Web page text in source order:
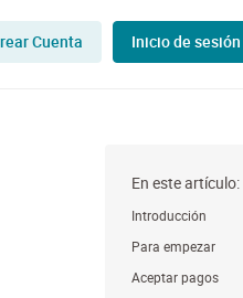
Cuenta Inicio de sesión
En este artículo:
Introducción
Para empezar
Aceptar pagos